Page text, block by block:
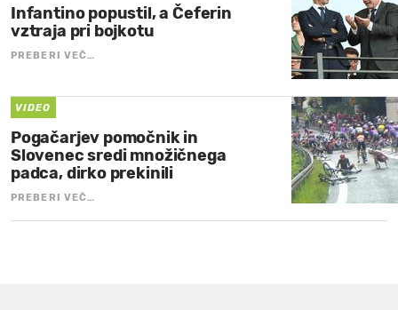
Infantino popustil, a Čeferin
vztraja pri bojkotu
PREBERI VEČ…
VIDEO
Pogačarjev pomočnik in
Slovenec sredi množičnega
padca, dirko prekinili
PREBERI VEČ…